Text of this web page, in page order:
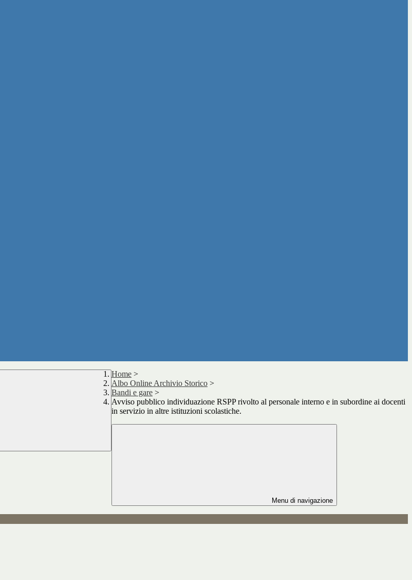
Home >
Albo Online Archivio Storico >
Bandi e gare >
Avviso pubblico individuazione RSPP rivolto al personale interno e in subordine ai docenti
in servizio in altre istituzioni scolastiche.
Menu di navigazione